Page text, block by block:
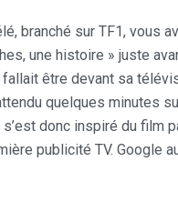
branché sur TF1, vous
une histoire » juste
fallait être devant sa
quelques minutes
donc inspiré du film
publicité TV. Google